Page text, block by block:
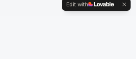
Edit with